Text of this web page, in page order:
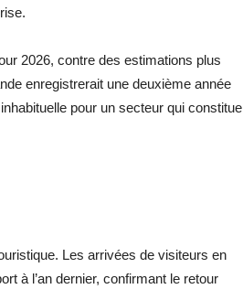
2026, contre des estimations plus
enregistrerait une deuxième année
pour un secteur qui constitue
Les arrivées de visiteurs en
à l’an dernier, confirmant le retour